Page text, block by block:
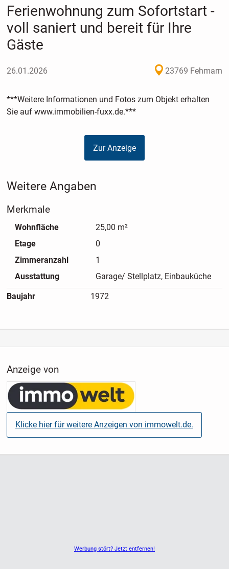
Ferienwohnung zum Sofortstart -
voll saniert und bereit für Ihre
Gäste
26.01.2026 23769 Fehmarn
***Weitere Informationen und Fotos zum Objekt erhalten
Sie auf www.immobilien-fuxx.de.***
Zur Anzeige
Weitere Angaben
Merkmale
Wohnfläche
25,00 m²
Etage
0
Zimmeranzahl
1
Ausstattung
Garage/ Stellplatz, Einbauküche
Baujahr 1972
Werbung stört? Jetzt entfernen!
Anzeige von
Klicke hier für weitere Anzeigen von immowelt.de.